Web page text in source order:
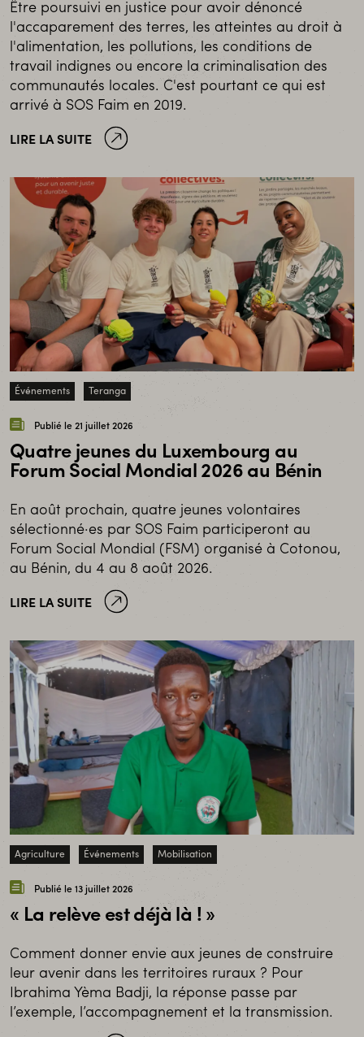
Être poursuivi en justice pour avoir dénoncé
l'accaparement des terres, les atteintes au droit à
l'alimentation, les pollutions, les conditions de
travail indignes ou encore la criminalisation des
communautés locales. C'est pourtant ce qui est
arrivé à SOS Faim en 2019.
LIRE LA SUITE
Événements Teranga
Publié le 21 juillet 2026
Quatre jeunes du Luxembourg au
Forum Social Mondial 2026 au Bénin
En août prochain, quatre jeunes volontaires
sélectionné·es par SOS Faim participeront au
Forum Social Mondial (FSM) organisé à Cotonou,
au Bénin, du 4 au 8 août 2026.
LIRE LA SUITE
Agriculture Événements Mobilisation
Publié le 13 juillet 2026
« La relève est déjà là ! »
Comment donner envie aux jeunes de construire
leur avenir dans les territoires ruraux ? Pour
Ibrahima Yèma Badji, la réponse passe par
l’exemple, l’accompagnement et la transmission.